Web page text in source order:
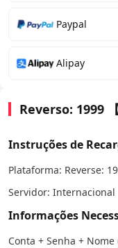
Paypal
Alipay
Reverso: 1999
Instruções de
Plataforma: Reverse:
Servidor: Internacional
Informações
Conta + Senha +